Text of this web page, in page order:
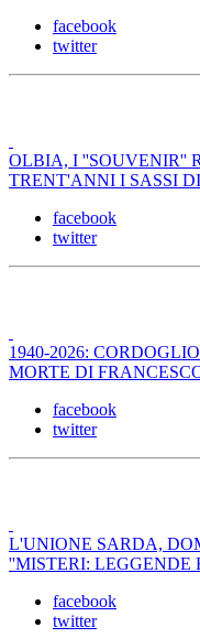
facebook
twitter
OLBIA, I ''SOUVENIR''
TRENT'ANNI I SASSI
facebook
twitter
1940-2026:
MORTE DI
facebook
twitter
L'UNIONE SARDA,
''MISTERI:
facebook
twitter